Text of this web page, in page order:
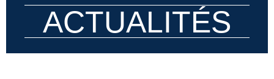
ACTUALITÉS